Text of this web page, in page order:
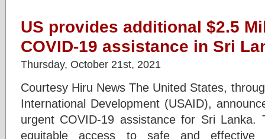
US provides additional $2.5
COVID-19 assistance in Sri
Thursday, October 21st, 2021
Courtesy Hiru News The United States,
International Development (USAID),
urgent COVID-19 assistance for Sri Lanka.
equitable access to safe and effective